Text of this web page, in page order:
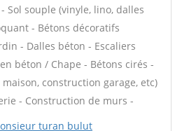
Sol souple (vinyle, lino, dalles
- Bétons décoratifs
- Dalles béton - Escaliers
béton / Chape - Bétons cirés -
construction garage, etc)
- Construction de murs -
turan bulut